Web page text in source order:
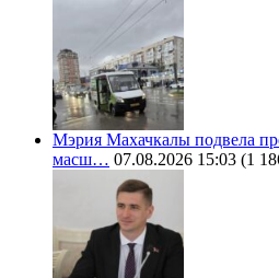
Мэрия Махачкалы подвела
масш… 07.08.2026 15:03 (1